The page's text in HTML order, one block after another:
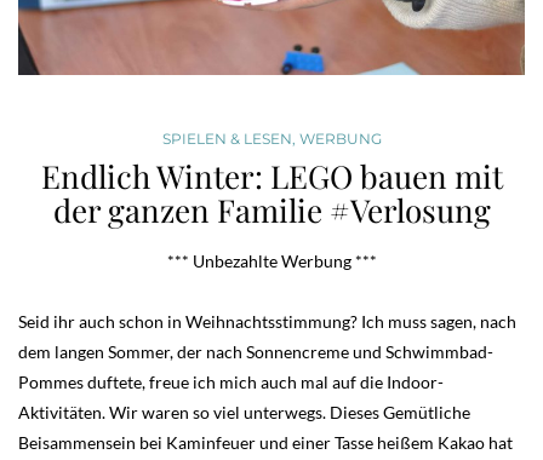
SPIELEN & LESEN, WERBUNG
Endlich Winter: LEGO bauen mit
der ganzen Familie #Verlosung
*** Unbezahlte Werbung ***
Seid ihr auch schon in Weihnachtsstimmung? Ich muss sagen, nach
dem langen Sommer, der nach Sonnencreme und Schwimmbad-
Pommes duftete, freue ich mich auch mal auf die Indoor-
Aktivitäten. Wir waren so viel unterwegs. Dieses Gemütliche
Beisammensein bei Kaminfeuer und einer Tasse heißem Kakao hat